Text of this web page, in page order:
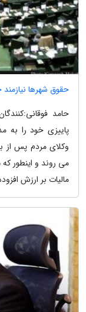
حقوق شهرها
حامد
وکلای مردم پس از
می روند و اینطور
مالیات بر ارزش